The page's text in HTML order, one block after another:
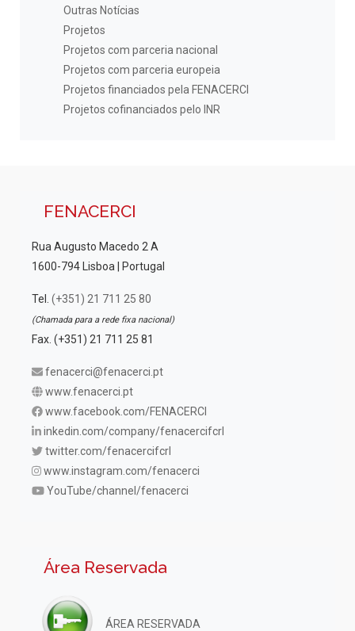
Outras Notícias
Projetos
Projetos com parceria nacional
Projetos com parceria europeia
Projetos financiados pela FENACERCI
Projetos cofinanciados pelo INR
FENACERCI
Rua Augusto Macedo 2 A
1600-794 Lisboa | Portugal
Tel. (+351) 21 711 25 80
(Chamada para a rede fixa nacional)
Fax. (+351) 21 711 25 81
fenacerci@fenacerci.pt
www.fenacerci.pt
www.facebook.com/FENACERCI
inkedin.com/company/fenacercifcrl
twitter.com/fenacercifcrl
www.instagram.com/fenacerci
YouTube/channel/fenacerci
Área Reservada
ÁREA RESERVADA